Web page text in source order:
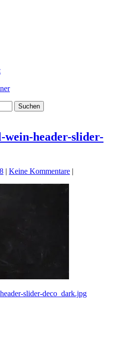
wein-header-slider-
| Keine Kommentare |
slider-deco_dark.jpg